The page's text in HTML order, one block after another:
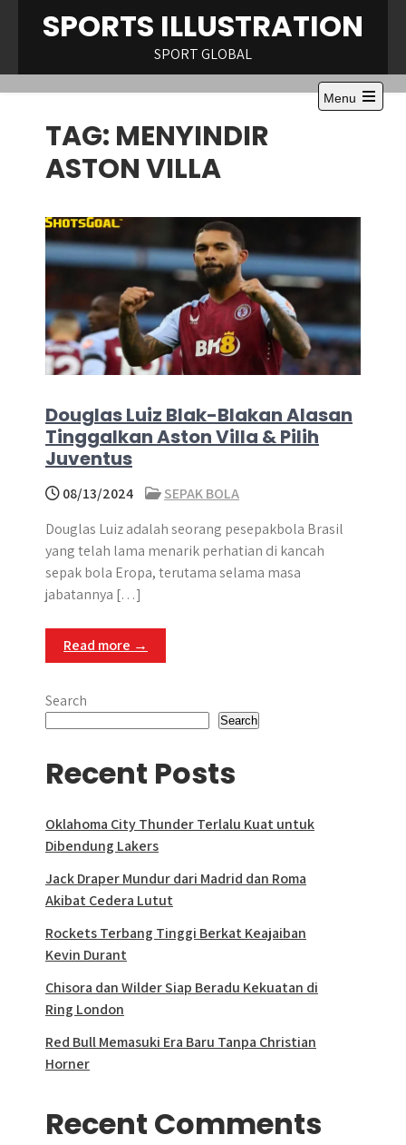
SPORTS ILLUSTRATION
SPORT GLOBAL
Menu
Open
TAG: MENYINDIR
ASTON VILLA
Douglas Luiz Blak-Blakan Alasan
Tinggalkan Aston Villa & Pilih
Juventus
08/13/2024
SEPAK BOLA
Douglas Luiz adalah seorang pesepakbola Brasil
yang telah lama menarik perhatian di kancah
sepak bola Eropa, terutama selama masa
jabatannya […]
Read more →
Search
Search
Recent Posts
Oklahoma City Thunder Terlalu Kuat untuk
Dibendung Lakers
Jack Draper Mundur dari Madrid dan Roma
Akibat Cedera Lutut
Rockets Terbang Tinggi Berkat Keajaiban
Kevin Durant
Chisora dan Wilder Siap Beradu Kekuatan di
Ring London
Red Bull Memasuki Era Baru Tanpa Christian
Horner
Recent Comments